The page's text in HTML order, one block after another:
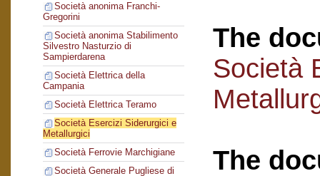
Società anonima Franchi-
Gregorini
Società anonima Stabilimento
Silvestro Nasturzio di
Sampierdarena
Società Elettrica della
Campania
Società Elettrica Teramo
Società Esercizi Siderurgici e
Metallurgici
Società Ferrovie Marchigiane
Società Generale Pugliese di
The
Società
The